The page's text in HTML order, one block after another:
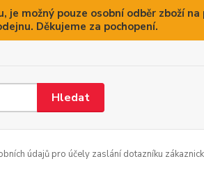
možný pouze osobní odběr zboží
Děkujeme za pochopení.
Hledat
údajů pro účely zaslání dotazníku